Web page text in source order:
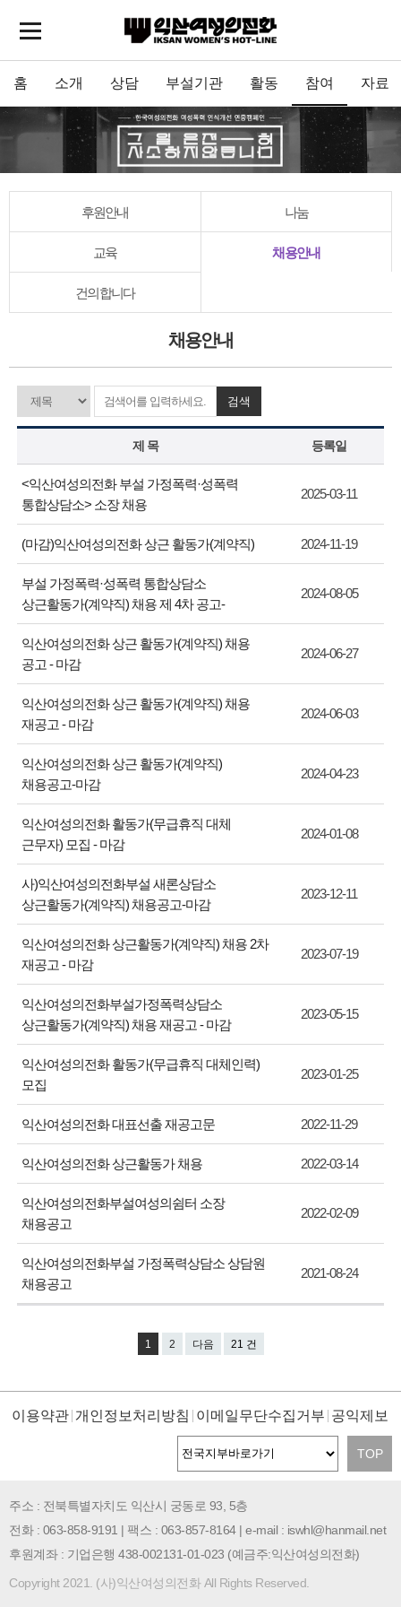
홈 소개 상담 부설기관 활동 참여 자료
후원안내 나눔
교육 채용안내
건의합니다
채용안내
검색
제 목 등록일
<익산여성의전화 부설 가정폭력·성폭력
통합상담소> 소장 채용
2025-03-11
(마감)익산여성의전화 상근 활동가(계약직) 2024-11-19
부설 가정폭력·성폭력 통합상담소
상근활동가(계약직) 채용 제 4차 공고-
2024-08-05
익산여성의전화 상근 활동가(계약직) 채용
공고 - 마감
2024-06-27
익산여성의전화 상근 활동가(계약직) 채용
재공고 - 마감
2024-06-03
익산여성의전화 상근 활동가(계약직)
채용공고-마감
2024-04-23
익산여성의전화 활동가(무급휴직 대체
근무자) 모집 - 마감
2024-01-08
사)익산여성의전화부설 새론상담소
상근활동가(계약직) 채용공고-마감
2023-12-11
익산여성의전화 상근활동가(계약직) 채용 2차
재공고 - 마감
2023-07-19
익산여성의전화부설가정폭력상담소
상근활동가(계약직) 채용 재공고 - 마감
2023-05-15
익산여성의전화 활동가(무급휴직 대체인력)
모집
2023-01-25
익산여성의전화 대표선출 재공고문 2022-11-29
익산여성의전화 상근활동가 채용 2022-03-14
익산여성의전화부설여성의쉼터 소장
채용공고
2022-02-09
익산여성의전화부설 가정폭력상담소 상담원
채용공고
2021-08-24
1 2 다음 21 건
이용약관 개인정보처리방침 이메일무단수집거부 공익제보
TOP
주소 : 전북특별자치도 익산시 궁동로 93, 5층
전화 : 063-858-9191 | 팩스 : 063-857-8164 | e-mail : iswhl@hanmail.net
후원계좌 : 기업은행 438-002131-01-023 (예금주:익산여성의전화)
Copyright 2021. (사)익산여성의전화 All Rights Reserved.